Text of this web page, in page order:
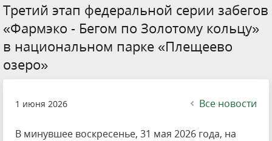
Третий этап федеральной серии забегов
«Фармэко - Бегом по Золотому кольцу»
в национальном парке «Плещеево
озеро»
1 июня 2026 Все новости
В минувшее воскресенье, 31 мая 2026 года, на